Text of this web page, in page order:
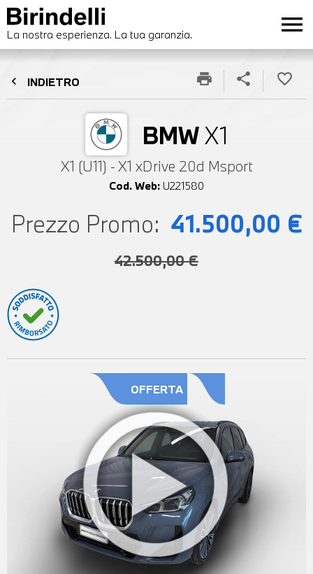
La nostra esperienza. La tua garanzia. menu
chevron_left INDIETRO
BMWX1
X1 (U11) - X1 xDrive 20d Msport
Cod. Web: U221580
print share favorite_border
Prezzo Promo: 41.500,00 €
42.500,00 €
OFFERTA